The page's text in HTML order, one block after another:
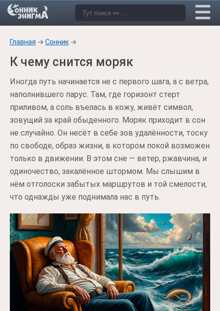
Главная → Сонник →
К чему снится моряк
Иногда путь начинается не с первого шага, а с ветра,
наполнившего парус. Там, где горизонт стерт
приливом, а соль въелась в кожу, живёт символ,
зовущий за край обыденного. Моряк приходит в сон
не случайно. Он несёт в себе зов удалённости, тоску
по свободе, образ жизни, в котором покой возможен
только в движении. В этом сне — ветер, ржавчина, и
одиночество, закалённое штормом. Мы слышим в
нём отголоски забытых маршрутов и той смелости,
что однажды уже поднимала нас в путь.